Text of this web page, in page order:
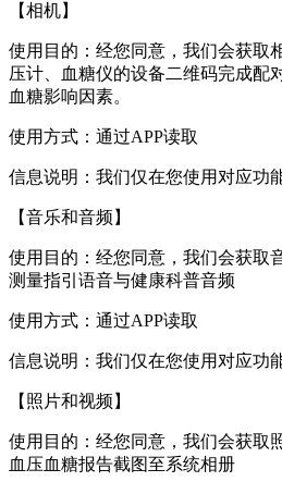
【相机】
使用目的：经您同意，我们会获取
压计、血糖仪的设备二维码完成配
血糖影响因素。
使用方式：通过APP读取
信息说明：我们仅在您使用对应功
【音乐和音频】
使用目的：经您同意，我们会获取
测量指引语音与健康科普音频
使用方式：通过APP读取
信息说明：我们仅在您使用对应功
【照片和视频】
使用目的：经您同意，我们会获取
血压血糖报告截图至系统相册